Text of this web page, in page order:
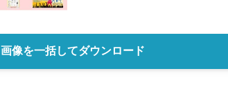
画像を一括してダウンロード